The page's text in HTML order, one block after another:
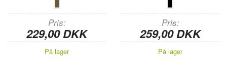
Pris
229,00 DKK
På lager
Pris
259,00 DKK
På lager